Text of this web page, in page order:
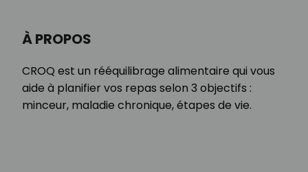
À PROPOS
CROQ est un rééquilibrage alimentaire qui vous
aide à planifier vos repas selon 3 objectifs :
minceur, maladie chronique, étapes de vie.